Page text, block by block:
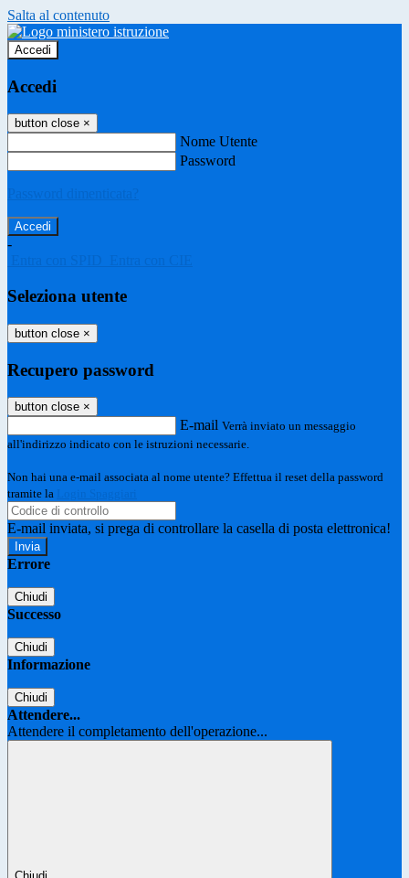
Salta al contenuto
Accedi
Accedi
button close ×
Nome Utente
Password
Password dimenticata?
-
Entra con SPID
Entra con CIE
Seleziona utente
button close ×
Recupero password
button close ×
E-mail Verrà inviato un messaggio
all'indirizzo indicato con le istruzioni necessarie.
Non hai una e-mail associata al nome utente? Effettua il reset della password
tramite la
Login Spaggiari
E-mail inviata, si prega di controllare la casella di posta elettronica!
Errore
Chiudi
Successo
Chiudi
Informazione
Chiudi
Attendere...
Attendere il completamento dell'operazione...